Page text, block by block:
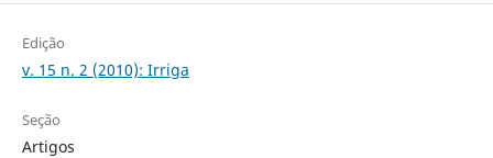
Edição
v. 15 n. 2 (2010): Irriga
Seção
Artigos